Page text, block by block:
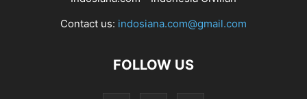
Contact us: indosiana.com@gmail.com
FOLLOW US